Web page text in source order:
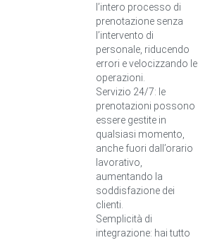
l’intero processo di
prenotazione senza
l’intervento di
personale, riducendo
errori e velocizzando le
operazioni.
Servizio 24/7: le
prenotazioni possono
essere gestite in
qualsiasi momento,
anche fuori dall’orario
lavorativo,
aumentando la
soddisfazione dei
clienti.
Semplicità di
integrazione: hai tutto